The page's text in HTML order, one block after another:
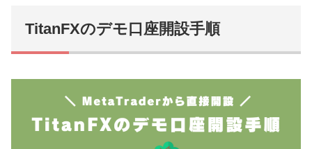
TitanFXのデモ口座開設手順